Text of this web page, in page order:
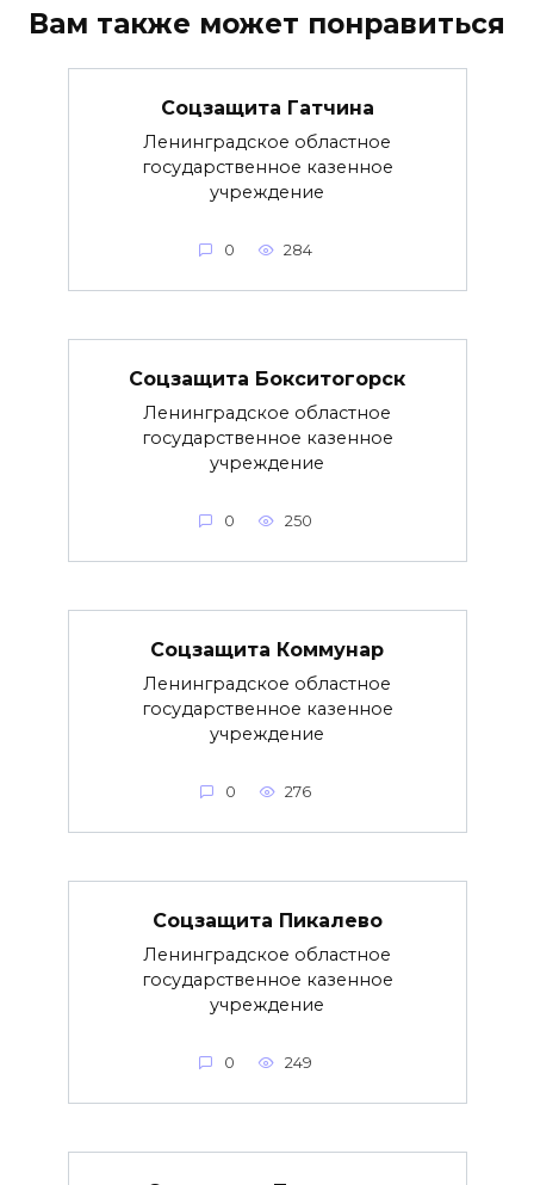
Вам также может понравиться
Соцзащита Гатчина
Ленинградское областное
государственное казенное
учреждение
0 284
Соцзащита Бокситогорск
Ленинградское областное
государственное казенное
учреждение
0 250
Соцзащита Коммунар
Ленинградское областное
государственное казенное
учреждение
0 276
Соцзащита Пикалево
Ленинградское областное
государственное казенное
учреждение
0 249